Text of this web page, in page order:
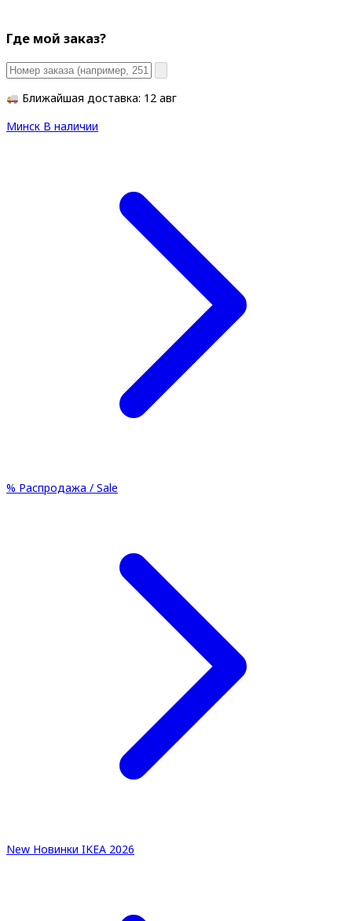
Где мой заказ?
Ближайшая доставка: 12 авг
Минск В наличии
% Распродажа / Sale
New Новинки IKEA 2026